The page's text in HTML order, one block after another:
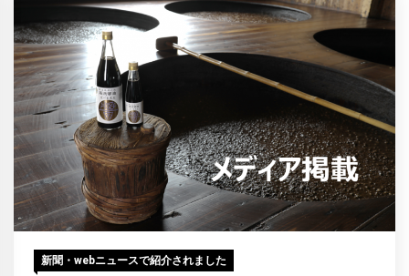
新聞・webニュースで紹介されました